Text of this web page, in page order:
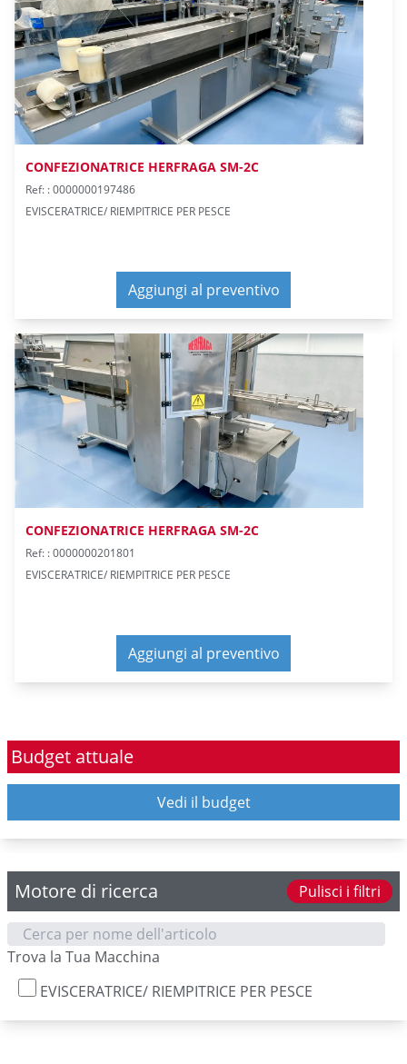
Budget attuale
Vedi il budget
Motore di ricerca Pulisci i filtri
Trova la Tua Macchina
EVISCERATRICE/ RIEMPITRICE PER PESCE
CONFEZIONATRICE HERFRAGA SM-2C
Ref: : 0000000197486
EVISCERATRICE/ RIEMPITRICE PER PESCE
Aggiungi al preventivo
CONFEZIONATRICE HERFRAGA SM-2C
Ref: : 0000000201801
EVISCERATRICE/ RIEMPITRICE PER PESCE
Aggiungi al preventivo